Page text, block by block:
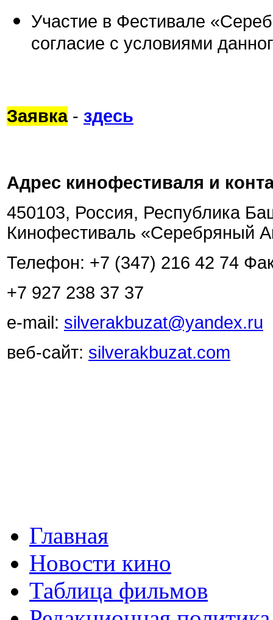
Участие в Фестивале
согласие с условиями
Заявка- здесь
Адрес кинофестиваля и
450103, Россия, Республика
Кинофестиваль «Серебряный
Телефон: +7 (347) 216 42 74
+7 927 238 37 37
e-mail: silverakbuzat@yandex.ru
веб-сайт: silverakbuzat.com
Главная
Новости кино
Таблица фильмов